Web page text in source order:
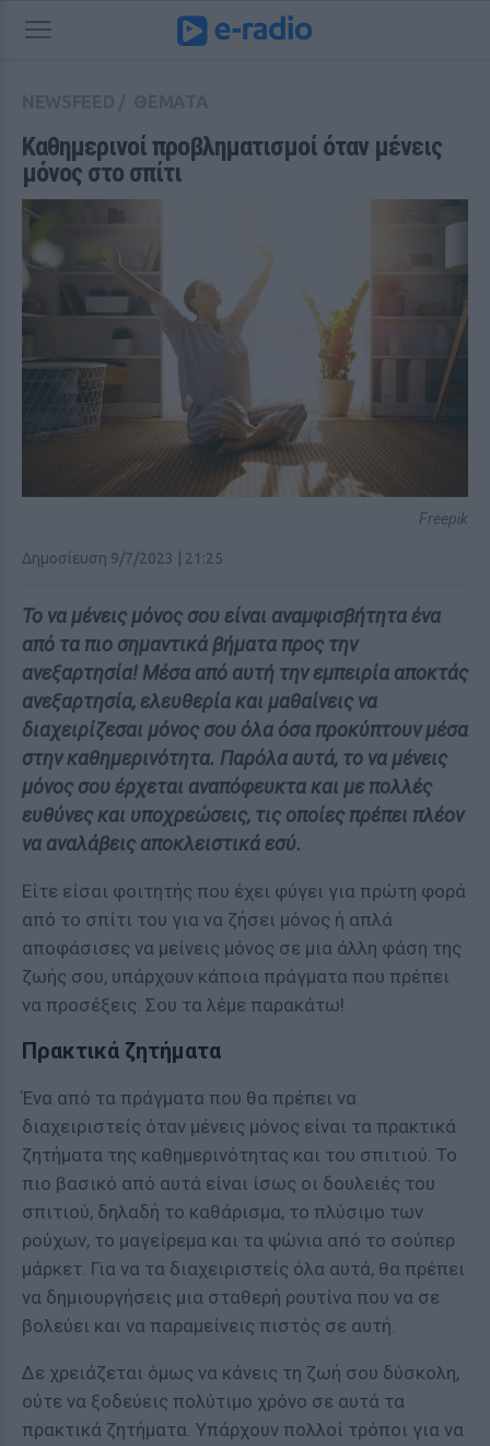
Καθημερινοί προβληματισμοί όταν μένεις
μόνος στο σπίτι
Freepik
Δημοσίευση 9/7/2023 | 21:25
Το να μένεις μόνος σου είναι αναμφισβήτητα ένα
από τα πιο σημαντικά βήματα προς την
ανεξαρτησία! Μέσα από αυτή την εμπειρία αποκτάς
ανεξαρτησία, ελευθερία και μαθαίνεις να
διαχειρίζεσαι μόνος σου όλα όσα προκύπτουν μέσα
στην καθημερινότητα. Παρόλα αυτά, το να μένεις
μόνος σου έρχεται αναπόφευκτα και με πολλές
ευθύνες και υποχρεώσεις, τις οποίες πρέπει πλέον
να αναλάβεις αποκλειστικά εσύ.
Είτε είσαι φοιτητής που έχει φύγει για πρώτη φορά
από το σπίτι του για να ζήσει μόνος ή απλά
αποφάσισες να μείνεις μόνος σε μια άλλη φάση της
ζωής σου, υπάρχουν κάποια πράγματα που πρέπει
να προσέξεις. Σου τα λέμε παρακάτω!
Πρακτικά ζητήματα
Ένα από τα πράγματα που θα πρέπει να
διαχειριστείς όταν μένεις μόνος είναι τα πρακτικά
ζητήματα της καθημερινότητας και του σπιτιού. Το
πιο βασικό από αυτά είναι ίσως οι δουλειές του
σπιτιού, δηλαδή το καθάρισμα, το πλύσιμο των
ρούχων, το μαγείρεμα και τα ψώνια από το σούπερ
μάρκετ. Για να τα διαχειριστείς όλα αυτά, θα πρέπει
να δημιουργήσεις μια σταθερή ρουτίνα που να σε
βολεύει και να παραμείνεις πιστός σε αυτή.
Δε χρειάζεται όμως να κάνεις τη ζωή σου δύσκολη,
ούτε να ξοδεύεις πολύτιμο χρόνο σε αυτά τα
πρακτικά ζητήματα. Υπάρχουν πολλοί τρόποι για να